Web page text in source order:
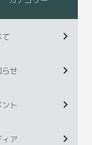
せ
ト
ア